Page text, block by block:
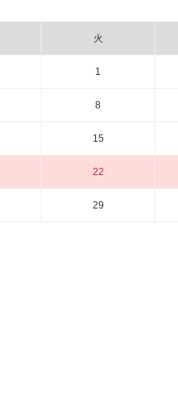
火
1
8
15
22
29